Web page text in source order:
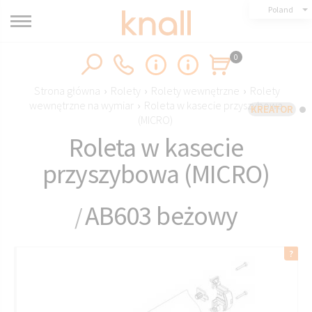
KREATOR
Poland
0
Strona główna › Rolety › Rolety wewnętrzne › Rolety
wewnętrzne na wymiar › Roleta w kasecie przyszybowa
(MICRO)
Roleta w kasecie
przyszybowa (MICRO)
/AB603 beżowy